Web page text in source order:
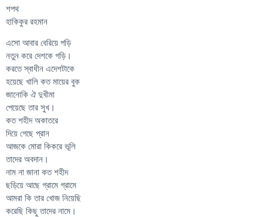
শপথ
হাকিকুর রহমান
এসো আবার বেরিয়ে পড়ি
নতুন করে দেশকে গড়ি।
করতে স্বাধীন এদেশটাকে
হয়েছে খালি কত মায়ের বুক
জানোকি ঐ দুখীমা
পেয়েছে তার সুখ।
কত শহীদ অকাতরে
দিয়ে গেছে প্রান
আজকে মোরা কিকরে ভূলি
তাদের অবদান।
নাম না জানা কত শহীদ
ছড়িয়ে আছে গ্রামে গ্রামে
আমরা কি তার খোজ নিয়েছি
করেছি কিছু তাদের নামে।